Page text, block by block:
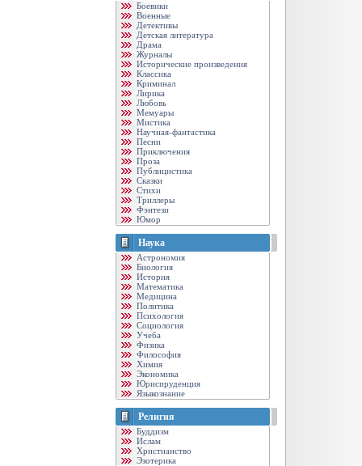
Боевики
Военные
Детективы
Детская литература
Драма
Журналы
Исторические произведения
Классика
Криминал
Лирика
Любовь
Мемуары
Мистика
Научная-фантастика
Песни
Приключения
Проза
Публицистика
Сказки
Стихи
Триллеры
Фэнтези
Юмор
Наука
Астрономия
Биология
История
Математика
Медицина
Политика
Психология
Социология
Учеба
Физика
Философия
Химия
Экономика
Юриспруденция
Языкознание
Религия
Буддизм
Ислам
Христианство
Эзотерика